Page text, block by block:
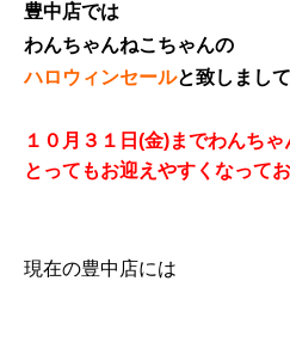
豊中店では
わんちゃんねこちゃんの
ハロウィンセールと致しまして
１０月３１日(金)までわんち
とってもお迎えやすくなっ
現在の豊中店には